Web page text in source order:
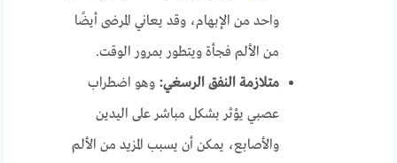
واحد من الإبهام، وقد يعاني المرضى أيضًا
من الألم فجأة ويتطور بمرور الوقت.
متلازمة النفق الرسغي: وهو اضطراب
عصبي يؤثر بشكل مباشر على اليدين
والأصابع، يمكن أن يسبب المزيد من الألم